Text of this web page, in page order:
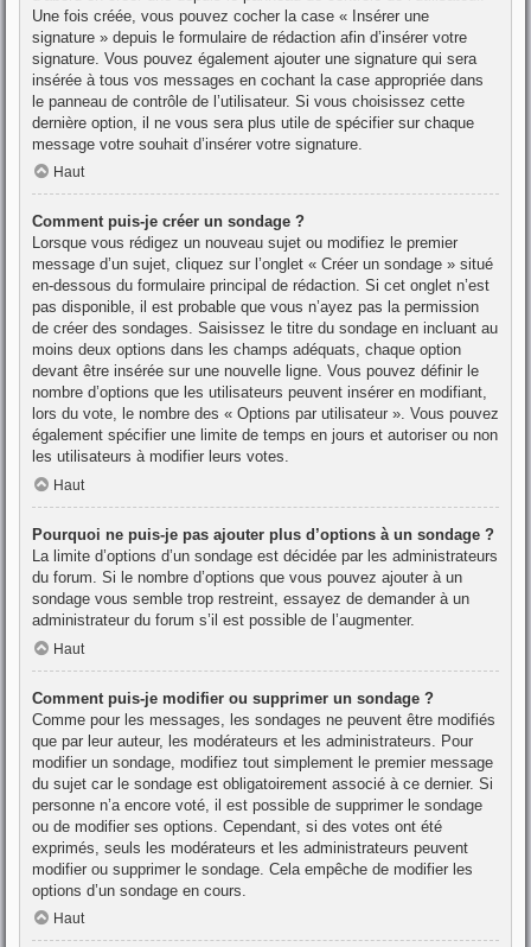
Une fois créée, vous pouvez cocher la case « Insérer une
signature » depuis le formulaire de rédaction afin d’insérer votre
signature. Vous pouvez également ajouter une signature qui sera
insérée à tous vos messages en cochant la case appropriée dans
le panneau de contrôle de l’utilisateur. Si vous choisissez cette
dernière option, il ne vous sera plus utile de spécifier sur chaque
message votre souhait d’insérer votre signature.
Haut
Comment puis-je créer un sondage ?
Lorsque vous rédigez un nouveau sujet ou modifiez le premier
message d’un sujet, cliquez sur l’onglet « Créer un sondage » situé
en-dessous du formulaire principal de rédaction. Si cet onglet n’est
pas disponible, il est probable que vous n’ayez pas la permission
de créer des sondages. Saisissez le titre du sondage en incluant au
moins deux options dans les champs adéquats, chaque option
devant être insérée sur une nouvelle ligne. Vous pouvez définir le
nombre d’options que les utilisateurs peuvent insérer en modifiant,
lors du vote, le nombre des « Options par utilisateur ». Vous pouvez
également spécifier une limite de temps en jours et autoriser ou non
les utilisateurs à modifier leurs votes.
Haut
Pourquoi ne puis-je pas ajouter plus d’options à un sondage ?
La limite d’options d’un sondage est décidée par les administrateurs
du forum. Si le nombre d’options que vous pouvez ajouter à un
sondage vous semble trop restreint, essayez de demander à un
administrateur du forum s’il est possible de l’augmenter.
Haut
Comment puis-je modifier ou supprimer un sondage ?
Comme pour les messages, les sondages ne peuvent être modifiés
que par leur auteur, les modérateurs et les administrateurs. Pour
modifier un sondage, modifiez tout simplement le premier message
du sujet car le sondage est obligatoirement associé à ce dernier. Si
personne n’a encore voté, il est possible de supprimer le sondage
ou de modifier ses options. Cependant, si des votes ont été
exprimés, seuls les modérateurs et les administrateurs peuvent
modifier ou supprimer le sondage. Cela empêche de modifier les
options d’un sondage en cours.
Haut